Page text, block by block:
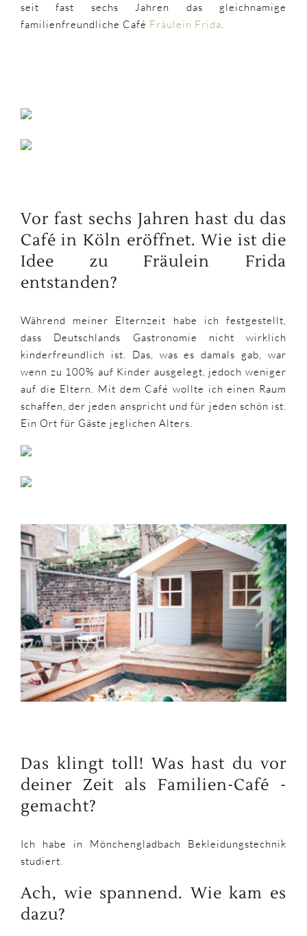
seit fast sechs Jahren das gleichnamige
familienfreundliche Café Fräulein Frida.
Vor fast sechs Jahren hast du das
Café in Köln eröffnet. Wie ist die
Idee zu Fräulein Frida
entstanden?
Während meiner Elternzeit habe ich festgestellt,
dass Deutschlands Gastronomie nicht wirklich
kinderfreundlich ist. Das, was es damals gab, war
wenn zu 100% auf Kinder ausgelegt, jedoch weniger
auf die Eltern. Mit dem Café wollte ich einen Raum
schaffen, der jeden anspricht und für jeden schön ist.
Ein Ort für Gäste jeglichen Alters.
Das klingt toll! Was hast du vor
deiner Zeit als Familien-Café -
gemacht?
Ich habe in Mönchengladbach Bekleidungstechnik
studiert.
Ach, wie spannend. Wie kam es
dazu?